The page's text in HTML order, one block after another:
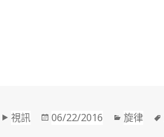
格
視訊
發
06/22/2016
分
旋律